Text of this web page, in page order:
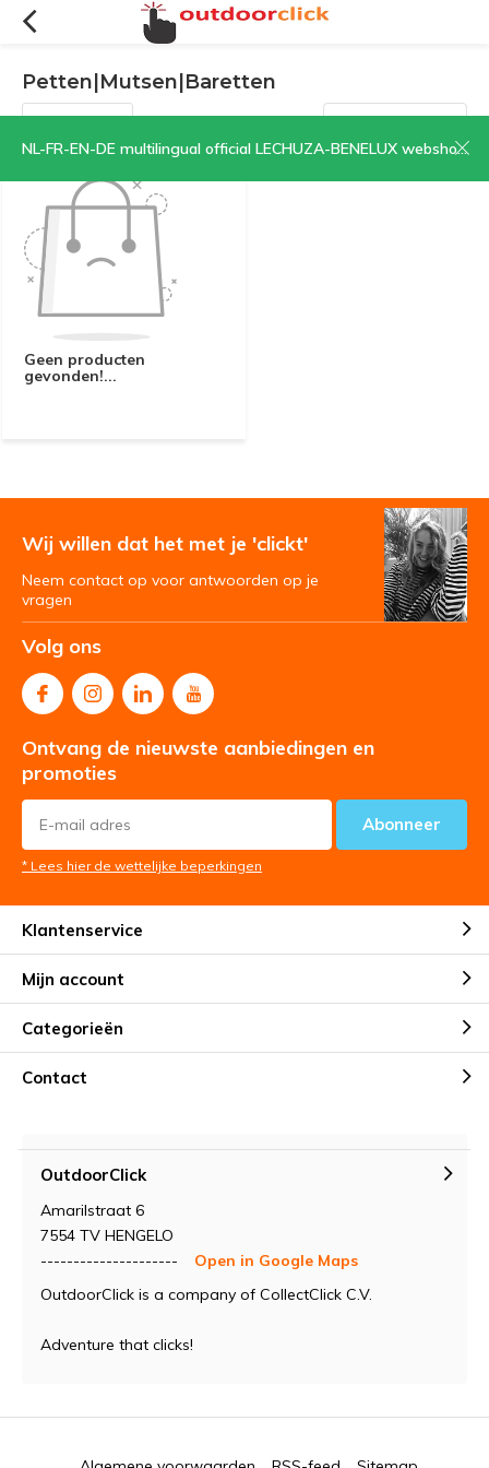
NL-FR-EN-DE multilingual official LECHUZA-BENELUX webshop | CLICK HERE NOW!
Petten|Mutsen|Baretten
Filters Sorteren op:
Geen producten
gevonden!...
Wij willen dat het met je 'clickt'
Neem contact op voor antwoorden op je
vragen
Volg ons
Ontvang de nieuwste aanbiedingen en
promoties
Abonneer
* Lees hier de wettelijke beperkingen
Klantenservice
Mijn account
Categorieën
Contact
OutdoorClick
Amarilstraat 6
7554 TV HENGELO
---------------------
Open in Google Maps
OutdoorClick is a company of CollectClick C.V.
Adventure that clicks!